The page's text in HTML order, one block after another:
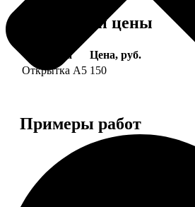
Форматы и цены
Услуга
Цена, руб.
Открытка А5 150
Примеры работ